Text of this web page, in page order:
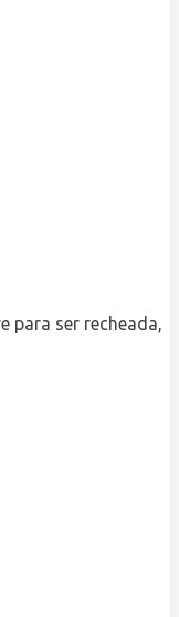
para ser recheada,